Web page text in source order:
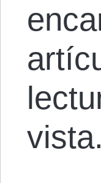
vista.